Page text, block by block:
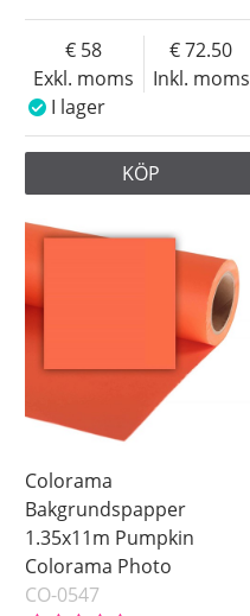
Exkl. moms
58
Inkl. moms
72.50
I lager
KÖP
Colorama
Bakgrundspapper
1.35x11m Pumpkin
Colorama Photo
CO-0547